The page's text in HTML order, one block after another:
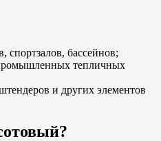
спортзалов, бассейнов;
тепличных
и других элементов